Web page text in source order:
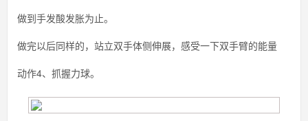
做到手发酸发胀为止。
做完以后同样的，站立双手体侧伸展，感受一下双手臂的能量
动作4、抓握力球。